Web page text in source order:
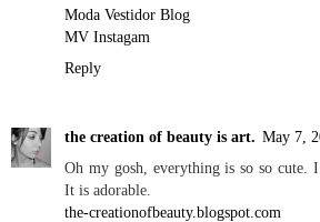
Moda Vestidor Blog
MV Instagam
Reply
the creation of beauty is art. May 7,
Oh my gosh, everything is so so cute.
It is adorable.
the-creationofbeauty.blogspot.com